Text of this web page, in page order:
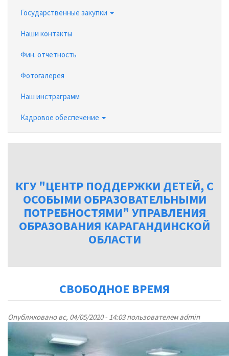
Государственные закупки
Наши контакты
Фин. отчетность
Фотогалерея
Наш инстраграмм
Кадровое обеспечение
КГУ "ЦЕНТР ПОДДЕРЖКИ ДЕТЕЙ, С
ОСОБЫМИ ОБРАЗОВАТЕЛЬНЫМИ
ПОТРЕБНОСТЯМИ" УПРАВЛЕНИЯ
ОБРАЗОВАНИЯ КАРАГАНДИНСКОЙ
ОБЛАСТИ
СВОБОДНОЕ ВРЕМЯ
Опубликовано вс, 04/05/2020 - 14:03 пользователемadmin